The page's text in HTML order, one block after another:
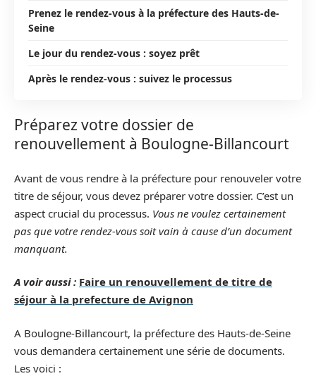
Prenez le rendez-vous à la préfecture des Hauts-de-
Seine
Le jour du rendez-vous : soyez prêt
Après le rendez-vous : suivez le processus
Préparez votre dossier de
renouvellement à Boulogne-Billancourt
Avant de vous rendre à la préfecture pour renouveler votre
titre de séjour, vous devez préparer votre dossier. C’est un
aspect crucial du processus. Vous ne voulez certainement
pas que votre rendez-vous soit vain à cause d’un document
manquant.
A voir aussi : Faire un renouvellement de titre de
séjour à la prefecture de Avignon
A Boulogne-Billancourt, la préfecture des Hauts-de-Seine
vous demandera certainement une série de documents.
Les voici :